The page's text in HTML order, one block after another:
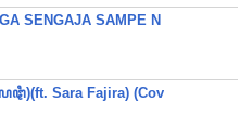
SENGAJA SAMPE N
Sara Fajira) (Cov